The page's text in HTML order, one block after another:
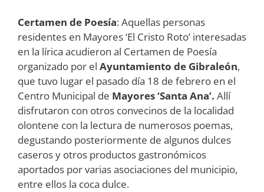
Certamen de Poesía: Aquellas personas
residentes en Mayores ‘El Cristo Roto’ interesadas
en la lírica acudieron al Certamen de Poesía
organizado por el Ayuntamiento de Gibraleón,
que tuvo lugar el pasado día 18 de febrero en el
Centro Municipal de Mayores ‘Santa Ana’. Allí
disfrutaron con otros convecinos de la localidad
olontene con la lectura de numerosos poemas,
degustando posteriormente de algunos dulces
caseros y otros productos gastronómicos
aportados por varias asociaciones del municipio,
entre ellos la coca dulce.